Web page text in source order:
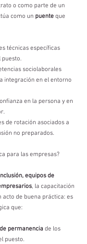
o como parte de un
como un puente que
técnicas específicas
sociolaborales
integración en el entorno
en la persona y en
de rotación asociados a
no preparados.
para las empresas?
equipos de
, la capacitación
acto de buena práctica: es
que:
permanencia de los
puesto.